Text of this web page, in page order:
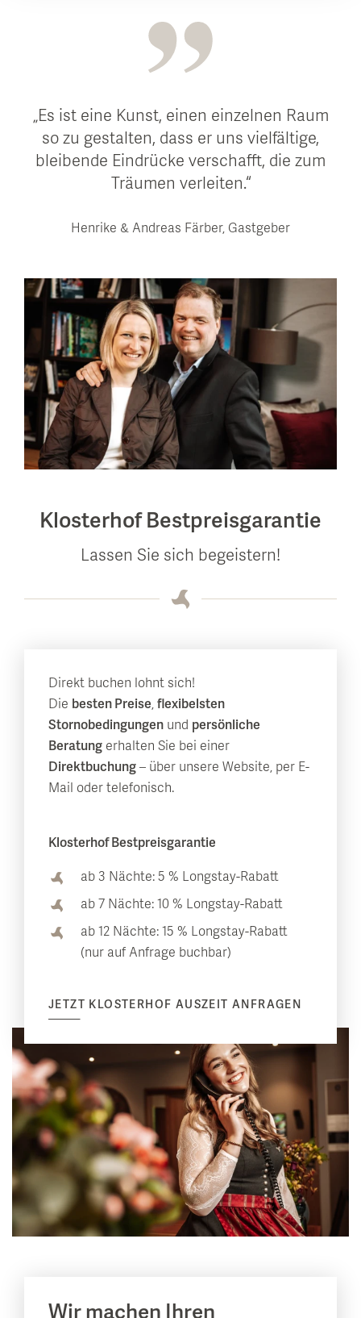
Es ist eine Kunst, einen einzelnen Raum
so zu gestalten, dass er uns vielfältige,
bleibende Eindrücke verschafft, die zum
Träumen verleiten.
Henrike & Andreas Färber, Gastgeber
Klosterhof Bestpreisgarantie
Lassen Sie sich begeistern!
Direkt buchen lohnt sich!
Die besten Preise, flexibelsten
Stornobedingungen und persönliche
Beratung erhalten Sie bei einer
Direktbuchung – über unsere Website, per E-
Mail oder telefonisch.
Klosterhof Bestpreisgarantie
ab 3 Nächte: 5 % Longstay-Rabatt
ab 7 Nächte: 10 % Longstay-Rabatt
ab 12 Nächte: 15 % Longstay-Rabatt
(nur auf Anfrage buchbar)
JETZT KLOSTERHOF AUSZEIT ANFRAGEN